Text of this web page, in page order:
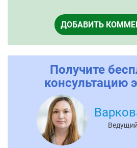
ДОБАВИТЬ
Получите
консультацию